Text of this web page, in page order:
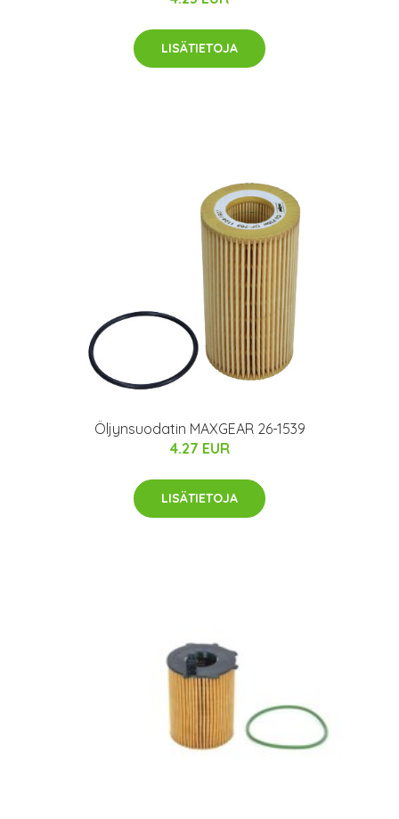
LISÄTIETOJA
Öljynsuodatin MAXGEAR 26-1539
4.27 EUR
LISÄTIETOJA